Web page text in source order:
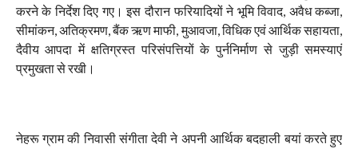
करने के निर्देश दिए गए। इस दौरान फरियादियों ने भूमि विवाद, अवैध कब्जा,
सीमांकन, अतिक्रमण, बैंक ऋण माफी, मुआवजा, विधिक एवं आर्थिक सहायता,
दैवीय आपदा में क्षतिग्रस्त परिसंपत्तियों के पुर्ननिर्माण से जुड़ी समस्याएं
प्रमुखता से रखी।
नेहरू ग्राम की निवासी संगीता देवी ने अपनी आर्थिक बदहाली बयां करते हुए